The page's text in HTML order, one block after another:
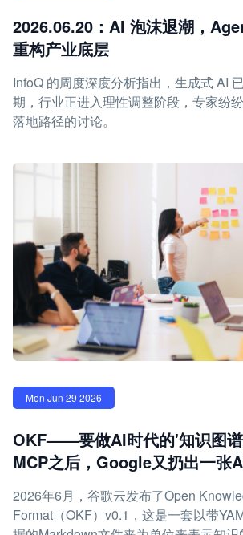
2026.06.20：AI 泡沫退潮，
重构产业底层
InfoQ 的周度深度分析指出，生成式 AI
期，行业正进入理性调整阶段，专家纷
落地路径的讨论。
Mon Jun 29 2026
OKF——要做AI时代的'知识图
MCP之后，Google又扔出一张
2026年6月，谷歌云发布了Open
Format（OKF）v0.1，这是一套以带